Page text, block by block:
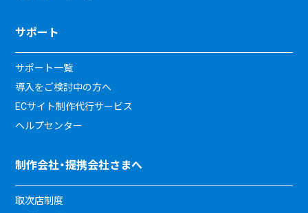
サポート
サポート一覧
導入をご検討中の方へ
ECサイト制作代行サービス
ヘルプセンター
制作会社・提携会社さまへ
取次店制度